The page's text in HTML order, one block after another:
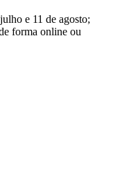
e 11 de agosto;
forma online ou